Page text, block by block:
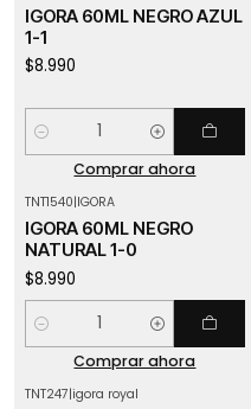
IGORA 60ML NEGRO AZUL
1-1
$8.990
Cantidad
Comprar ahora
TNT1540|IGORA
IGORA 60ML NEGRO
NATURAL 1-0
$8.990
Cantidad
Comprar ahora
TNT247|igora royal